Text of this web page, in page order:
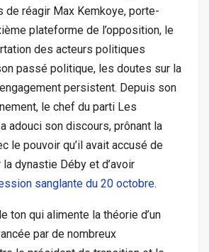
de réagir Max Kemkoye, porte-
plateforme de l’opposition, le
des acteurs politiques
passé politique, les doutes sur la
persistent. Depuis son
le chef du parti Les
adouci son discours, prônant la
le pouvoir qu’il avait accusé de
dynastie Déby et d’avoir
sanglante du 20 octobre.
ton qui alimente la théorie d’un
par de nombreux